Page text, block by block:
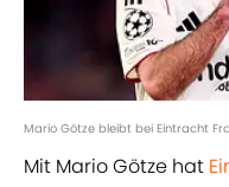
Mario Götze bleibt bei Eintracht
Mit Mario Götze hat